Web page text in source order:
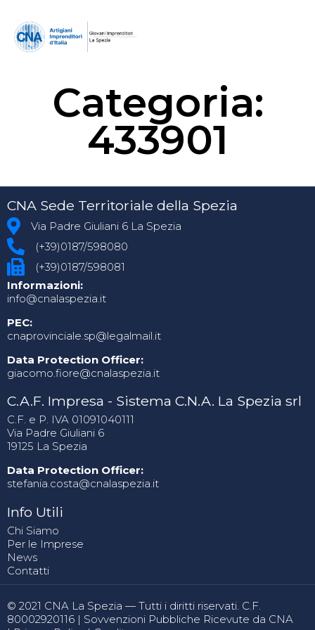
Categoria:
433901
CNA Sede Territoriale della Spezia
Via Padre Giuliani 6 La Spezia
(+39)0187/598080
(+39)0187/598081
Informazioni:
info@cnalaspezia.it
PEC:
cnaprovinciale.sp@legalmail.it
Data Protection Officer:
giacomo.fiore@cnalaspezia.it
C.A.F. Impresa - Sistema C.N.A. La Spezia srl
C.F. e P. IVA 01091040111
Via Padre Giuliani 6
19125 La Spezia
Data Protection Officer:
stefania.costa@cnalaspezia.it
Info Utili
Chi Siamo
Per le Imprese
News
Contatti
© 2021 CNA La Spezia — Tutti i diritti riservati. C.F.
80002920116 | Sovvenzioni Pubbliche Ricevute da CNA